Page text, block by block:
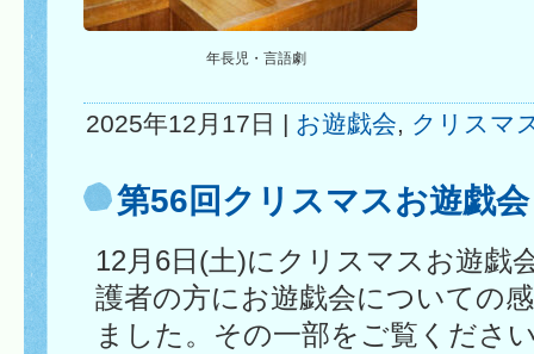
年長児・言語劇
2025年12月17日 | お遊戯会, クリスマ
第56回クリスマスお遊戯
12月6日(土)にクリスマスお遊戯
護者の方にお遊戯会についての
ました。その一部をご覧くださ